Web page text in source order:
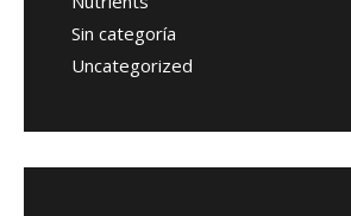
Sin categoría
Uncategorized